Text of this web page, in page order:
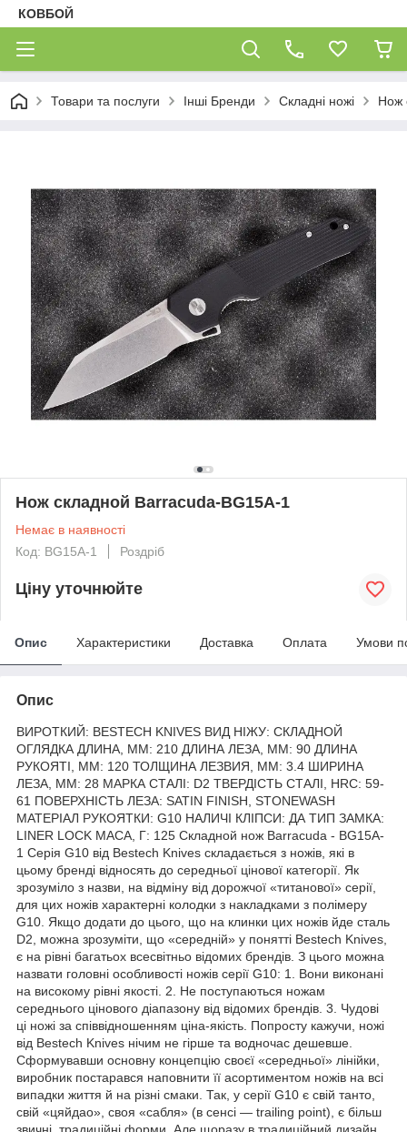
КОВБОЙ
Товари та послуги Інші Бренди Складні ножі Нож
Нож складной Barracuda-BG15A-1
Немає в наявності
Код: BG15A-1
Роздріб
Ціну уточнюйте
Опис Характеристики Доставка Оплата Умови
Опис
ВИРОТКИЙ: BESTECH KNIVES ВИД НІЖУ: СКЛАДНОЙ
ОГЛЯДКА ДЛИНА, ММ: 210 ДЛИНА ЛЕЗА, ММ: 90 ДЛИНА
РУКОЯТІ, ММ: 120 ТОЛЩИНА ЛЕЗВИЯ, ММ: 3.4 ШИРИНА
ЛЕЗА, ММ: 28 МАРКА СТАЛІ: D2 ТВЕРДІСТЬ СТАЛІ, HRC: 59-
61 ПОВЕРХНІСТЬ ЛЕЗА: SATIN FINISH, STONEWASH
МАТЕРІАЛ РУКОЯТКИ: G10 НАЛИЧІ КЛІПСИ: ДА ТИП ЗАМКА:
LINER LOCK МАСА, Г: 125 Складной нож Barracuda - BG15A-
1 Серія G10 від Bestech Knives складається з ножів, які в
цьому бренді відносять до середньої цінової категорії. Як
зрозуміло з назви, на відміну від дорожчої «титанової» серії,
для цих ножів характерні колодки з накладками з полімеру
G10. Якщо додати до цього, що на клинки цих ножів йде сталь
D2, можна зрозуміти, що «середній» у понятті Bestech Knives,
є на рівні багатьох всесвітньо відомих брендів. З цього можна
назвати головні особливості ножів серії G10: 1. Вони виконані
на високому рівні якості. 2. Не поступаються ножам
середнього цінового діапазону від відомих брендів. 3. Чудові
ці ножі за співвідношенням ціна-якість. Попросту кажучи, ножі
від Bestech Knives нічим не гірше та водночас дешевше.
Сформувавши основну концепцію своєї «середньої» лінійки,
виробник постарався наповнити її асортиментом ножів на всі
випадки життя й на різні смаки. Так, у серії G10 є свій танто,
свій «цяйдао», своя «сабля» (в сенсі — trailing point), є більш
звичні, традиційні форми. Але щоразу в традиційний дизайн